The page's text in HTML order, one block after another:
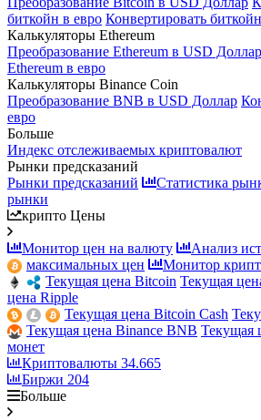
биткойн в евро Конвертировать
Калькуляторы Ethereum
Преобразование Ethereum в USD Доллар
Ethereum в евро
Калькуляторы Binance Coin
Преобразование BNB в USD Доллар
евро
Больше
Индекс отслеживаемых криптовалют
Рынки предсказаний
Рынки предсказаний
Статистика
рынки
крипто Цены
Монитор цен на валюту
Анализ
максимальных цен
Монитор
Текущая цена Bitcoin Текущая
цена Ripple
Текущая цена Bitcoin Cash
Текущая цена Binance BNB Текущая
монет
Криптовалюты 34.665
Биржи 204
Больше